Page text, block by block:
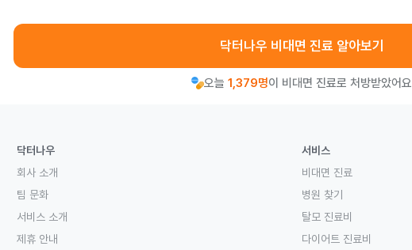
닥터나우 비대면 진료 알아보기
오늘 1,379명이 비대면 진료로 처방받았어요
닥터나우
회사 소개
팀 문화
서비스 소개
제휴 안내
서비스
비대면 진료
병원 찾기
탈모 진료비
다이어트 진료비